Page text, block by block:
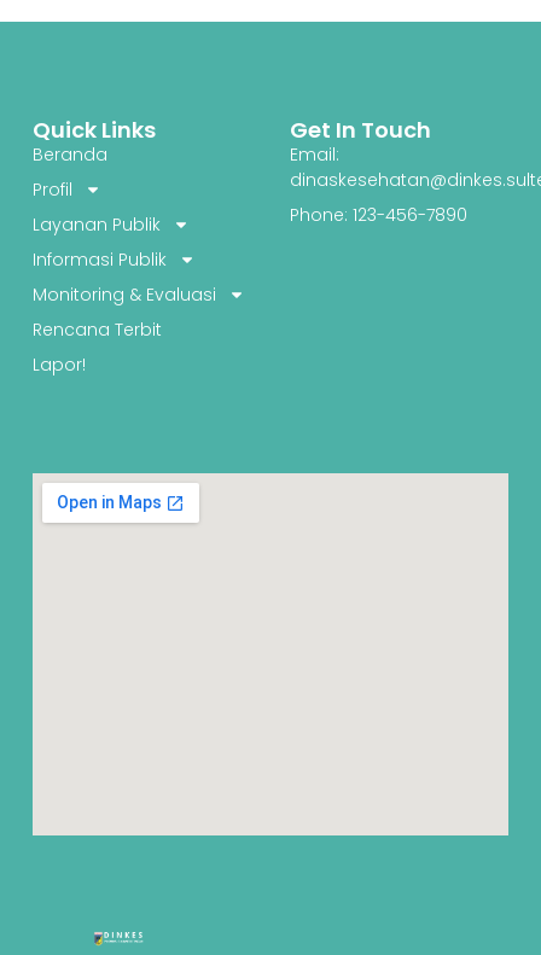
Quick Links
Beranda
Profil
Layanan Publik
Informasi Publik
Monitoring & Evaluasi
Rencana Terbit
Lapor!
Get In Touch
Email:
Phone: 123-456-7890